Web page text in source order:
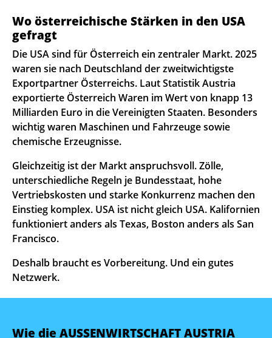
Wo österreichische Stärken in den USA
gefragt
Die USA sind für Österreich ein zentraler Markt. 2025
waren sie nach Deutschland der zweitwichtigste
Exportpartner Österreichs. Laut Statistik Austria
exportierte Österreich Waren im Wert von knapp 13
Milliarden Euro in die Vereinigten Staaten. Besonders
wichtig waren Maschinen und Fahrzeuge sowie
chemische Erzeugnisse.
Gleichzeitig ist der Markt anspruchsvoll. Zölle,
unterschiedliche Regeln je Bundesstaat, hohe
Vertriebskosten und starke Konkurrenz machen den
Einstieg komplex. USA ist nicht gleich USA. Kalifornien
funktioniert anders als Texas, Boston anders als San
Francisco.
Deshalb braucht es Vorbereitung. Und ein gutes
Netzwerk.
Wie die AUSSENWIRTSCHAFT AUSTRIA